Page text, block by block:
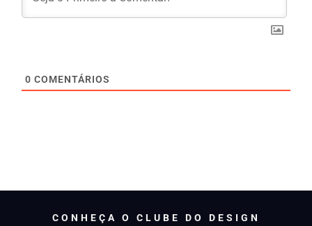
0 COMENTÁRIOS
CONHEÇA O CLUBE DO DESIGN